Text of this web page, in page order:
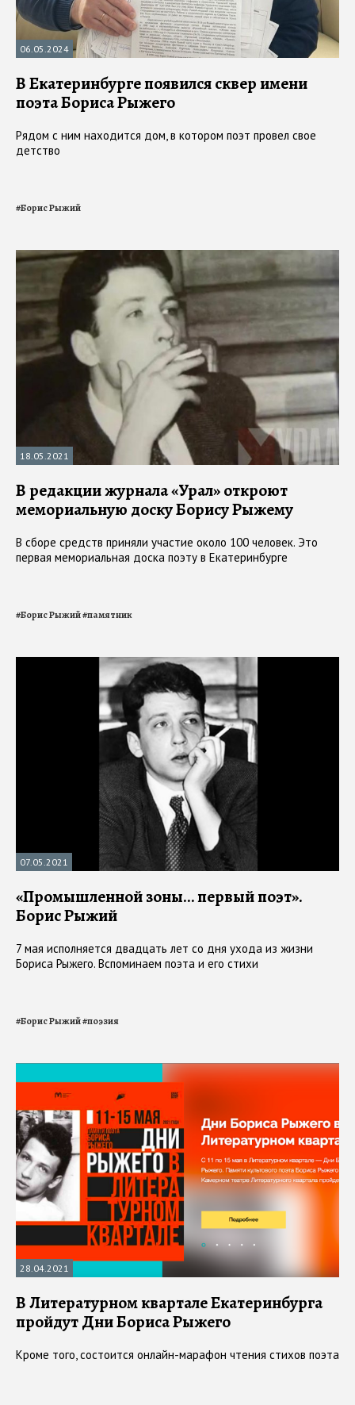
06.05.2024
В Екатеринбурге появился сквер имени
поэта Бориса Рыжего
Рядом с ним находится дом, в котором поэт провел свое
детство
#Борис Рыжий
18.05.2021
В редакции журнала «Урал» откроют
мемориальную доску Борису Рыжему
В сборе средств приняли участие около 100 человек. Это
первая мемориальная доска поэту в Екатеринбурге
#Борис Рыжий#памятник
07.05.2021
«Промышленной зоны… первый поэт».
Борис Рыжий
7 мая исполняется двадцать лет со дня ухода из жизни
Бориса Рыжего. Вспоминаем поэта и его стихи
#Борис Рыжий#поэзия
28.04.2021
В Литературном квартале Екатеринбурга
пройдут Дни Бориса Рыжего
Кроме того, состоится онлайн-марафон чтения стихов поэта